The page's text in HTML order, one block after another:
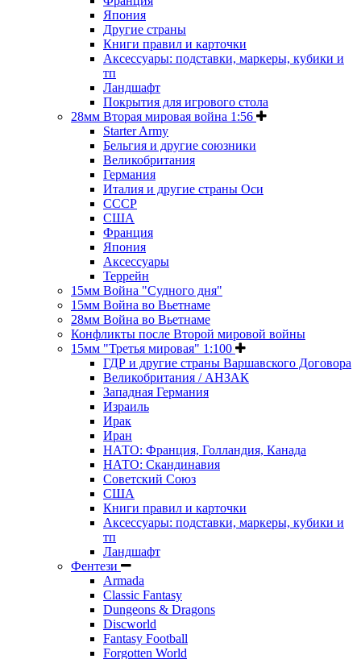
Япония
Другие страны
Книги правил и карточки
Аксессуары: подставки, маркеры, кубики и
тп
Ландшафт
Покрытия для игрового стола
28мм Вторая мировая война 1:56
Starter Army
Бельгия и другие союзники
Великобритания
Германия
Италия и другие страны Оси
СССР
США
Франция
Япония
Аксессуары
Террейн
15мм Война "Судного дня"
15мм Война во Вьетнаме
28мм Война во Вьетнаме
Конфликты после Второй мировой войны
15мм "Третья мировая" 1:100
ГДР и другие страны Варшавского Договора
Великобритания / АНЗАК
Западная Германия
Израиль
Ирак
Иран
НАТО: Франция, Голландия, Канада
НАТО: Скандинавия
Советский Союз
США
Книги правил и карточки
Аксессуары: подставки, маркеры, кубики и
тп
Ландшафт
Фентези
Armada
Classic Fantasy
Dungeons & Dragons
Discworld
Fantasy Football
Forgotten World